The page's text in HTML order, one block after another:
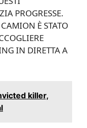
PROGRESSE.
È STATO
IN DIRETTA A
killer,